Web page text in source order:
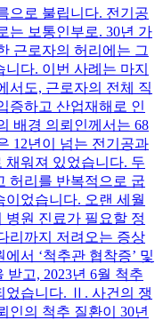
으로 불립니다. 전기공
는 보통인부로. 30년 가
근로자의 허리에는 그
다. 이번 사례는 마지
서도, 근로자의 전체 직
증하고 산업재해로 인
배경 의뢰인께서는 68
12년이 넘는 전기공과
채워져 있었습니다. 두
허리를 반복적으로 굽
었습니다. 오랜 세월
병원 진료가 필요할 정
리까지 저려오는 증상
서 ‘척추관 협착증’ 및
받고, 2023년 6월 척추
었습니다. Ⅱ. 사건의 쟁
인의 척추 질환이 30년